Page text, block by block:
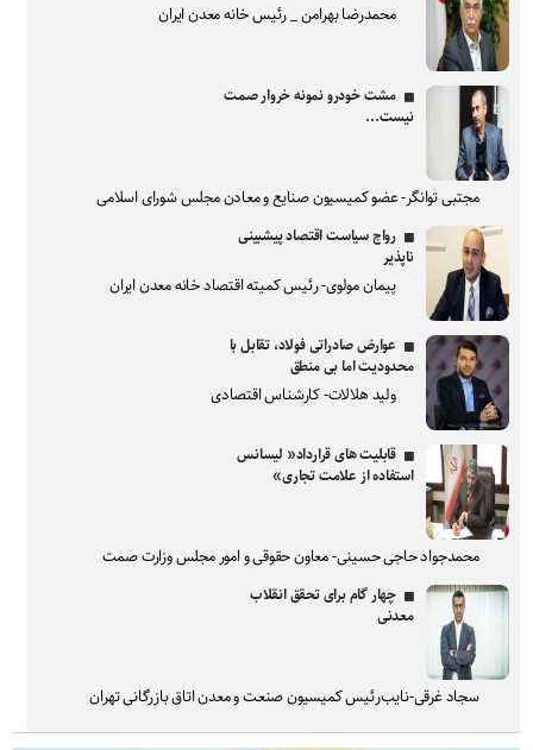
محمدرضا بهرامن _ رئیس خانه معدن ایران
مشت خودرو نمونه خروار صمت
نیست...
مجتبی توانگر- عضو کمیسیون صنایع و معادن مجلس شورای اسلامی
رواج سیاست اقتصاد پیشبینی
ناپذیر
پیمان مولوی- رئیس کمیته اقتصاد خانه معدن ایران
عوارض صادراتی فولاد، تقابل با
محدودیت اما بی منطق
ولید هلالات- کارشناس اقتصادی
قابلیت های قرارداد« لیسانس
استفاده از علامت تجاری»
محمدجواد حاجی حسینی- معاون حقوقی و امور مجلس وزارت صمت
چهار گام برای تحقق انقلاب
معدنی
سجاد غرقی-نایب‌رئیس کمیسیون صنعت و معدن اتاق بازرگانی تهران